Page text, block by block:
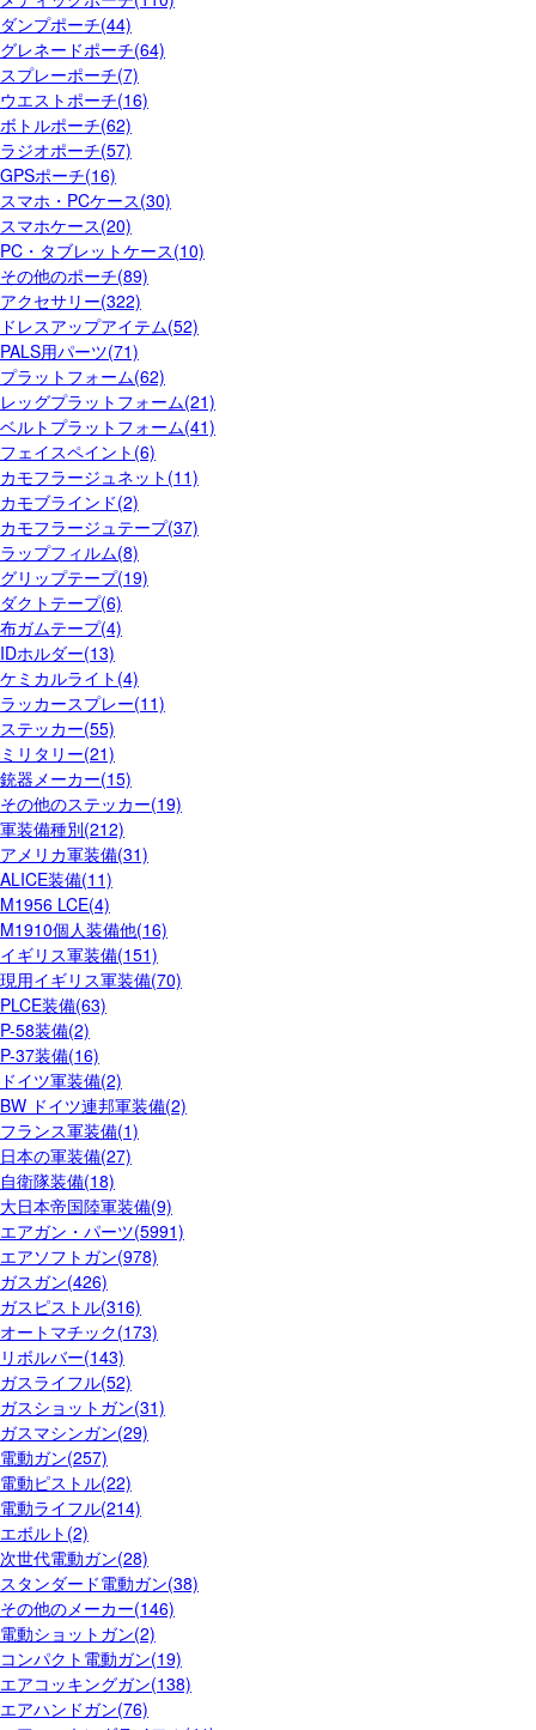
ダンプポーチ(44)
グレネードポーチ(64)
スプレーポーチ(7)
ウエストポーチ(16)
ボトルポーチ(62)
ラジオポーチ(57)
GPSポーチ(16)
スマホ・PCケース(30)
スマホケース(20)
PC・タブレットケース(10)
その他のポーチ(89)
アクセサリー(322)
ドレスアップアイテム(52)
PALS用パーツ(71)
プラットフォーム(62)
レッグプラットフォーム(21)
ベルトプラットフォーム(41)
フェイスペイント(6)
カモフラージュネット(11)
カモブラインド(2)
カモフラージュテープ(37)
ラップフィルム(8)
グリップテープ(19)
ダクトテープ(6)
布ガムテープ(4)
IDホルダー(13)
ケミカルライト(4)
ラッカースプレー(11)
ステッカー(55)
ミリタリー(21)
銃器メーカー(15)
その他のステッカー(19)
軍装備種別(212)
アメリカ軍装備(31)
ALICE装備(11)
M1956 LCE(4)
M1910個人装備他(16)
イギリス軍装備(151)
現用イギリス軍装備(70)
PLCE装備(63)
P-58装備(2)
P-37装備(16)
ドイツ軍装備(2)
BW ドイツ連邦軍装備(2)
フランス軍装備(1)
日本の軍装備(27)
自衛隊装備(18)
大日本帝国陸軍装備(9)
エアガン・パーツ(5991)
エアソフトガン(978)
ガスガン(426)
ガスピストル(316)
オートマチック(173)
リボルバー(143)
ガスライフル(52)
ガスショットガン(31)
ガスマシンガン(29)
電動ガン(257)
電動ピストル(22)
電動ライフル(214)
エボルト(2)
次世代電動ガン(28)
スタンダード電動ガン(38)
その他のメーカー(146)
電動ショットガン(2)
コンパクト電動ガン(19)
エアコッキングガン(138)
エアハンドガン(76)